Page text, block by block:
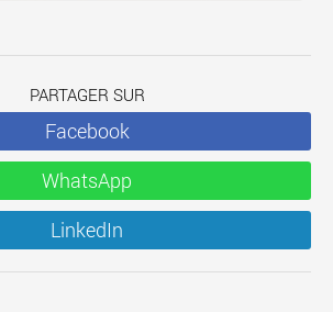
PARTAGER SUR
Facebook
WhatsApp
LinkedIn